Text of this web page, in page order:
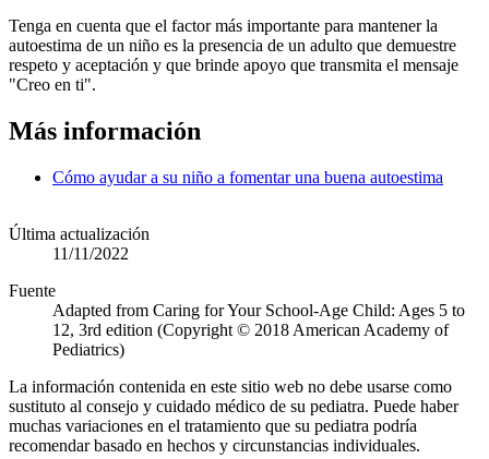
Tenga en cuenta que el factor más importante para mantener la
autoestima de un niño es la presencia de un adulto que demuestre
respeto y aceptación y que brinde apoyo que transmita el mensaje
"Creo en ti".
Más información
Cómo ayudar a su niño a fomentar una buena autoestima
Última actualización
11/11/2022
Fuente
Adapted from Caring for Your School-Age Child: Ages 5 to
12, 3rd edition (Copyright © 2018 American Academy of
Pediatrics)
La información contenida en este sitio web no debe usarse como
sustituto al consejo y cuidado médico de su pediatra. Puede haber
muchas variaciones en el tratamiento que su pediatra podría
recomendar basado en hechos y circunstancias individuales.